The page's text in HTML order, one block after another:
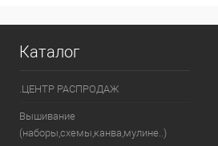
Каталог
.ЦЕНТР РАСПРОДАЖ
Вышивание
(наборы,схемы,канва,мулине..)